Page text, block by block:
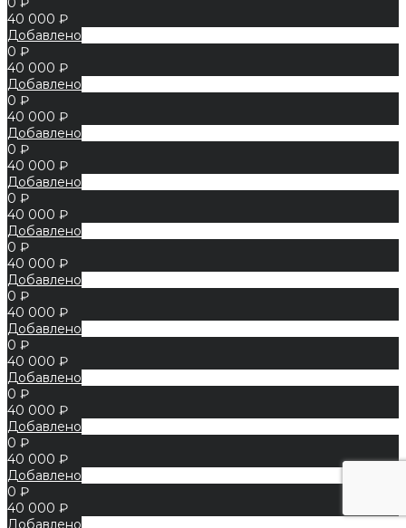
40 000 ₽
Добавлено
0 ₽
40 000 ₽
Добавлено
0 ₽
40 000 ₽
Добавлено
0 ₽
40 000 ₽
Добавлено
0 ₽
40 000 ₽
Добавлено
0 ₽
40 000 ₽
Добавлено
0 ₽
40 000 ₽
Добавлено
0 ₽
40 000 ₽
Добавлено
0 ₽
40 000 ₽
Добавлено
0 ₽
40 000 ₽
Добавлено
0 ₽
40 000 ₽
Добавлено